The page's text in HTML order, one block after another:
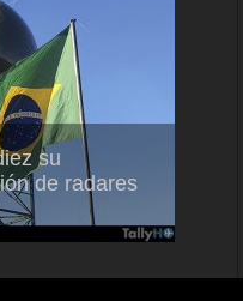
su
de radares